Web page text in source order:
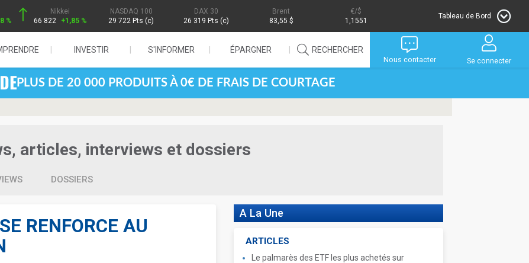
%
Nikkei
66 822
+1,85 %
NASDAQ 100
29 722 Pts (c)
DAX 30
26 319 Pts (c)
Brent
83,55 $
/$
1,1551
Tableau de Bord
INVESTIR S'INFORMER ÉPARGNER RECHERCHER
Nous contacter Se connecter
PLUS DE 20 000 PRODUITS À 0€ DE FRAIS DE COURTAGE
articles, interviews et dossiers
DOSSIERS
RENFORCE AU
A La Une
ARTICLES
Le palmarès des ETF les plus achetés sur